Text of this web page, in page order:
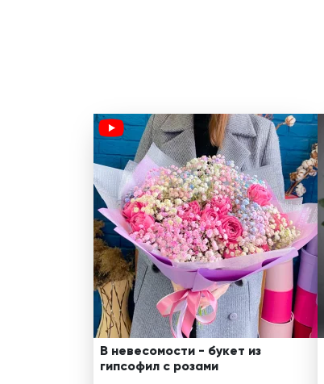
В невесомости - букет из
гипсофил с розами